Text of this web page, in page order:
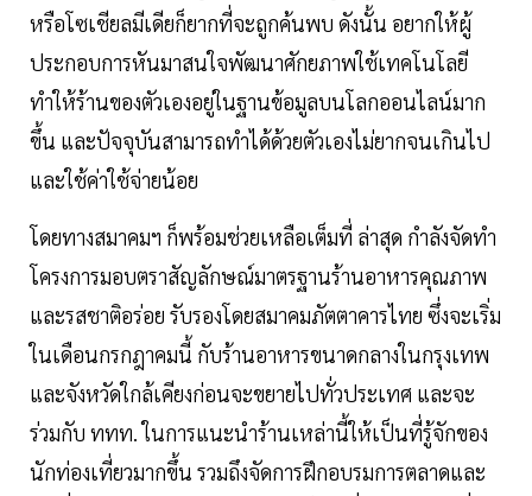
หรือโซเชียลมีเดียก็ยากที่จะถูกค้นพบ ดังนั้น อยากให้ผู้
ประกอบการหันมาสนใจพัฒนาศักยภาพใช้เทคโนโลยี
ทำให้ร้านของตัวเองอยู่ในฐานข้อมูลบนโลกออนไลน์มาก
ขึ้น และปัจจุบันสามารถทำได้ด้วยตัวเองไม่ยากจนเกินไป
และใช้ค่าใช้จ่ายน้อย
โดยทางสมาคมฯ ก็พร้อมช่วยเหลือเต็มที่ ล่าสุด กำลังจัดทำ
โครงการมอบตราสัญลักษณ์มาตรฐานร้านอาหารคุณภาพ
และรสชาติอร่อย รับรองโดยสมาคมภัตตาคารไทย ซึ่งจะเริ่ม
ในเดือนกรกฎาคมนี้ กับร้านอาหารขนาดกลางในกรุงเทพ
และจังหวัดใกล้เคียงก่อนจะขยายไปทั่วประเทศ และจะ
ร่วมกับ ททท. ในการแนะนำร้านเหล่านี้ให้เป็นที่รู้จักของ
นักท่องเที่ยวมากขึ้น รวมถึงจัดการฝึกอบรมการตลาดและ